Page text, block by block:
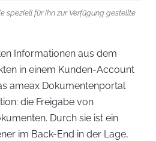
speziell für ihn zur Verfügung gestellte
Informationen aus dem
in einem Kunden-Account
ameax Dokumentenportal
die Freigabe von
Durch sie ist ein
im Back-End in der Lage,